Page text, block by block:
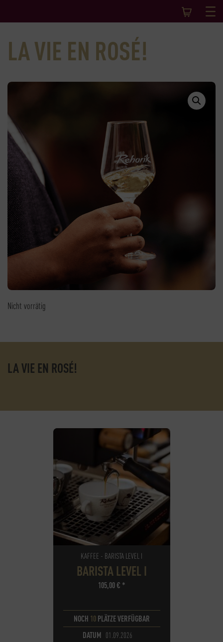
LA VIE EN ROSÉ!
Nicht vorrätig
LA VIE EN ROSÉ!
KAFFEE - BARISTA LEVEL I
BARISTA LEVEL I
105,00€ *
NOCH 10PLÄTZE VERFÜGBAR
DATUM 01.09.2026